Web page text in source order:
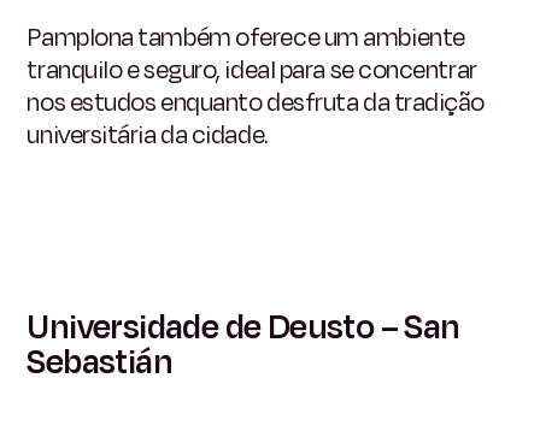
Pamplona também oferece um ambiente
tranquilo e seguro, ideal para se concentrar
nos estudos enquanto desfruta da tradição
universitária da cidade.
Universidade de Deusto – San
Sebastián